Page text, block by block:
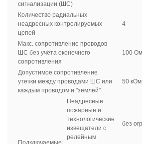
сигнализации (ШС)
Количество радиальных
неадресных контролируемых
цепей
4
Макс. сопротивление проводов
ШС без учёта оконечного
сопротивления
100 Ом
Допустимое сопротивление
утечки между проводами ШС или
каждым проводом и "землёй"
50 кОм
Неадресные
пожарные и
технологические
извещатели с
релейным
без